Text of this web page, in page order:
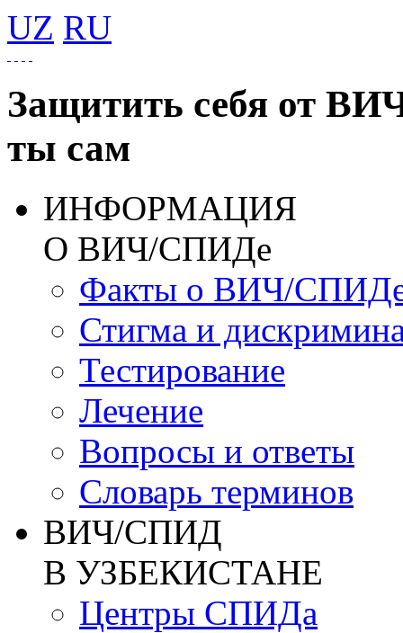
UZ RU
Защитить себя от
ты сам
ИНФОРМАЦИЯ
О ВИЧ/СПИДе
Факты о ВИЧ/
Стигма и
Тестирование
Лечение
Вопросы и ответы
Словарь терминов
ВИЧ/СПИД
В УЗБЕКИСТАНЕ
Центры СПИДа